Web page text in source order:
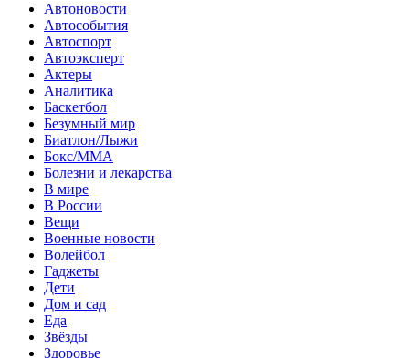
Автоновости
Автособытия
Автоспорт
Автоэксперт
Актеры
Аналитика
Баскетбол
Безумный мир
Биатлон/Лыжи
Бокс/MMA
Болезни и лекарства
В мире
В России
Вещи
Военные новости
Волейбол
Гаджеты
Дети
Дом и сад
Еда
Звёзды
Здоровье